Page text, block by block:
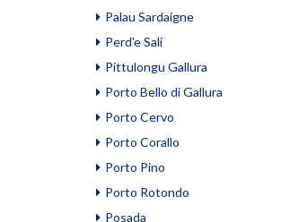
Palau Sardaigne
Perd'e Sali
Pittulongu Gallura
Porto Bello di Gallura
Porto Cervo
Porto Corallo
Porto Pino
Porto Rotondo
Posada